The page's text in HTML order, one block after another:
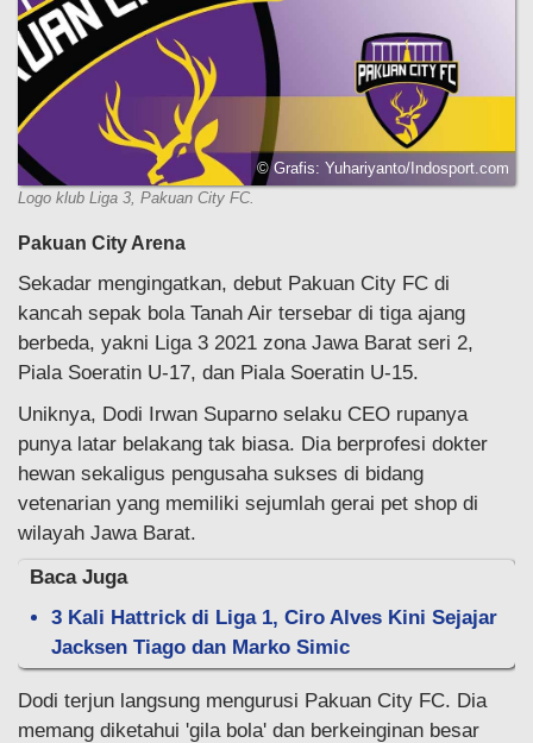
© Grafis: Yuhariyanto/Indosport.com
Logo klub Liga 3, Pakuan City FC.
Pakuan City Arena
Sekadar mengingatkan, debut Pakuan City FC di
kancah sepak bola Tanah Air tersebar di tiga ajang
berbeda, yakni Liga 3 2021 zona Jawa Barat seri 2,
Piala Soeratin U-17, dan Piala Soeratin U-15.
Uniknya, Dodi Irwan Suparno selaku CEO rupanya
punya latar belakang tak biasa. Dia berprofesi dokter
hewan sekaligus pengusaha sukses di bidang
vetenarian yang memiliki sejumlah gerai pet shop di
wilayah Jawa Barat.
Baca Juga
3 Kali Hattrick di Liga 1, Ciro Alves Kini Sejajar
Jacksen Tiago dan Marko Simic
Dodi terjun langsung mengurusi Pakuan City FC. Dia
memang diketahui 'gila bola' dan berkeinginan besar